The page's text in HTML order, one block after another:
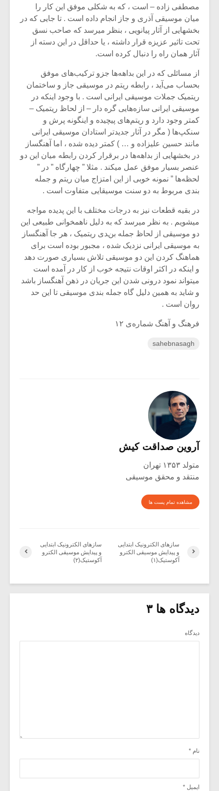
مصطفی زاده – است ، که به شکلی موفق این کار را
میان موسیقی آذری و جاز انجام داده است . تا جایی که در
بخشهایی از آثار پیانویی ، بنظر میرسد که صاحب نسق
تحت تاثیر عزیزه قرار داشته ، یا حداقل در این دسته از
آثار همان راه را دنبال کرده است.
از مسائلی که در این بداهه‌ها جزو ترکیب‌های موفق
بحساب می‌آید ، رابطه ریتم در موسیقی جاز و ساختمان
ریتمیک جملات موسیقی ایرانی است . با وجود اینکه در
موسیقی ایرانی سازه‌هایی گره دار – از لحاظ ریتمیک –
کمتر وجود دارد و ریتم‌های پیچیده و اینگونه پرش‌ و
سنکپ‌ها ( مگر در آثار جدیدتر استادان موسیقی ایرانی
مانند حسین علیزاده و … ) کمتر دیده شده ، اما آهنگساز
در بخشهایی از بداهه‌ها در برقرار کردن رابطه میان این دو
عنصر بسیار موفق عمل میکند . مثلا ” چهارگاه ” در ”
لحظه‌ها ” نمونه خوبی از این امتزاج میان ریتم و جمله
بندی مربوط به دو سنت موسیقایی متفاوت است .
در بقیه قطعات نیز به درجات مختلف با این پدیده مواجه
میشویم . به نظر میرسد که به دلیل نا‌همخوانی طبیعی این
دو موسیقی از لحاظ جمله بندی ریتمیک ، هر جا آهنگساز
به موسیقی ایرانی نزدیک شده ، مجبور بوده است برای
هماهنگ کردن این دو موسیقی تلاش بسیاری صورت دهد
و اینکه در اکثر اوقات نتیجه خوب از کار در آمده است
میتواند نمود درونی شدن این جریان در ذهن آهنگساز باشد
و شاید به همین دلیل گاه جمله بندی موسیقی تا این حد
روان است .
فرهنگ و آهنگ شماره‌ی ۱۲
sahebnasagh
آروین صداقت کیش
متولد ۱۳۵۳ تهران
منتقد و محقق موسیقی
مشاهده تمام پست ها
سازهای الکترونیک ابتدایی
و پیدایش موسیقی الکترو
آکوستیک(۲)
سازهای الکترونیک ابتدایی
و پیدایش موسیقی الکترو
آکوستیک(۱)
دیدگاه ها ۳
دیدگاه
نام *
ایمیل *